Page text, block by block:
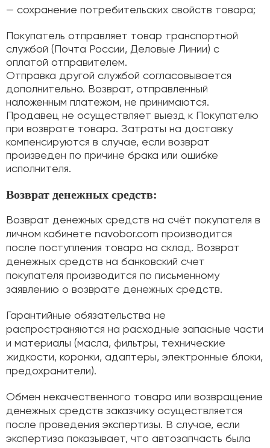
— сохранение потребительских свойств товара;
Покупатель отправляет товар транспортной
службой (Почта России, Деловые Линии) с
оплатой отправителем.
Отправка другой службой согласовывается
дополнительно. Возврат, отправленный
наложенным платежом, не принимаются.
Продавец не осуществляет выезд к Покупателю
при возврате товара. Затраты на доставку
компенсируются в случае, если возврат
произведен по причине брака или ошибке
исполнителя.
Возврат денежных средств:
Возврат денежных средств на счёт покупателя в
личном кабинете navobor.com производится
после поступления товара на склад. Возврат
денежных средств на банковский счет
покупателя производится по письменному
заявлению о возврате денежных средств.
Гарантийные обязательства не
распространяются на расходные запасные части
и материалы (масла, фильтры, технические
жидкости, коронки, адаптеры, электронные блоки,
предохранители).
Обмен некачественного товара или возвращение
денежных средств заказчику осуществляется
после проведения экспертизы. В случае, если
экспертиза показывает, что автозапчасть была